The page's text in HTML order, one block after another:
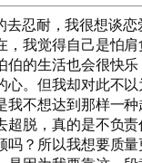
忍耐，我很想谈恋
我觉得自己是怕肩
伯的生活也会很快
心。但我却对此不
我不想达到那样一
超脱，真的是不负
吗？所以我想要质